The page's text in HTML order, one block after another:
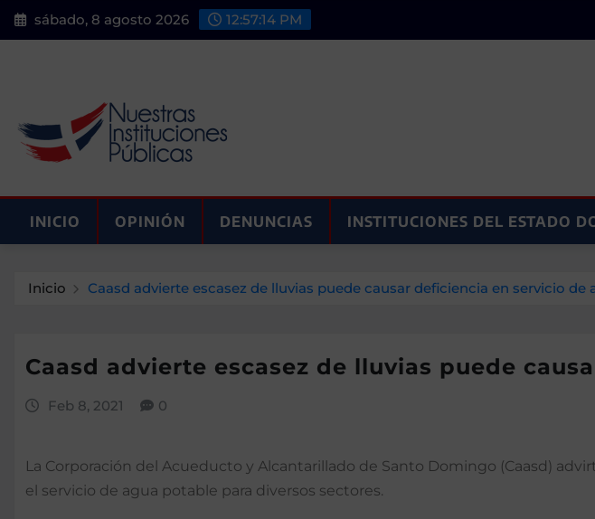
Saltar
al
sábado, 8 agosto 2026 12:57:15 PM
INICIO OPINIÓN DENUNCIAS INSTITUCIONES DEL ESTADO
Inicio Caasd advierte escasez de lluvias puede causar deficiencia en servicio de
Caasd advierte escasez de lluvias puede
Feb 8, 2021 0
La Corporación del Acueducto y Alcantarillado de Santo Domingo (Caasd)
el servicio de agua potable para diversos sectores.